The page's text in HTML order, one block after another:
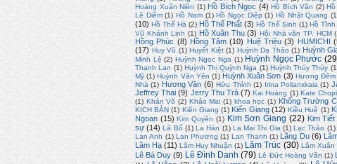
Hoàng Xuân Niên (1) Hồ Bích Ngọc (4) Hồ Bích Vân (2)
Lê Diêm (1) Hồ Nam (1) Hồ Ngọc Diệp (1) Hồ Nhật Quang
(10) Hồ Thế Hà (2) Hồ Thế Phất (3) Hồ Thế Sinh (1) Hồ Tĩnh
Vũ Khánh Linh (1) Hồ Xuân Thu (3) Hội Nhà văn TP. HCM
Hồng Phúc (8) Hồng Tâm (10) Huệ Triệu (3) HUMICHI
(17) Huy Vũ (1) Huyết Kiệt (1) Huỳnh Dạ Thảo (1) Huỳnh
Minh Lệ (2) Huỳnh Ngọc Nga (1) Huỳnh Ngọc Phước
Thanh Lan (1) Huỳnh Thị Quỳnh Nga (1) Huỳnh Thúy Thúy
Mỹ (1) Huỳnh Văn Yên (1) Huỳnh Xuân Sơn (3) Hương Đêm
Nhà (1) Hương Văn (6) Hửu Thỉnh (1) Irina Polianxkaia (1)
Jeffrey Thai (9) Jerry Thu Trà (7) Kai Hoàng (1) Kate
(1) Khán Võ (2) Khảo Mai (1) khoa học (1) Khổng Trường
KỊCH BẢN (1) Kiên Giang (1) Kiến Giang (12) Kiều Huệ (1)
Ngoan (15) Kim Quyên (1) Kim Sơn Giang (22) Kim Tiết
sự (14) Lã Bố (1) La Hán (1) La Mai Thi Gia (1) Lạc Thảo (1)
Lan Anh (1) Lan Phương (1) Lan Thanh (1) Lãng Du (6)
Lâm Hạ (11) Lâm Huy Nhuận (1) Lâm Trúc (30) Lâm Xuân
Lê Bá Duy (9) Lê Đình Danh (79) Lê Đức Hoàng Vân (1)